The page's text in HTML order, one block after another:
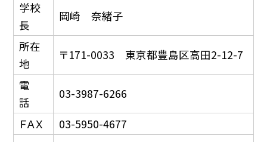
学校
長
岡崎 奈緒子
所在
地
〒171-0033 東京都豊島区高田2-12-7
電
話
03-3987-6266
ＦＡＸ
03-5950-4677